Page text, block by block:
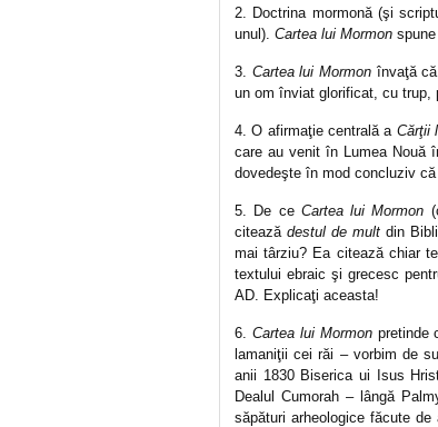
2. Doctrina mormonă (şi
unul). Cartea lui Mormon
3. Cartea lui Mormonînvaţă că
un om înviat glorificat, cu trup,
4. O afirmaţie centrală a Cărţii
care au venit în Lumea Nouă
dovedeşte în mod concluziv
5. De ce Cartea lui Mormon
citează destul de multdin
mai târziu? Ea citează chiar
textului ebraic şi grecesc
AD. Explicaţi aceasta!
6. Cartea lui Mormonpretinde
lamaniţii cei răi – vorbim de
anii 1830 Biserica ui Isus
Dealul Cumorah – lângă
săpături arheologice făcute